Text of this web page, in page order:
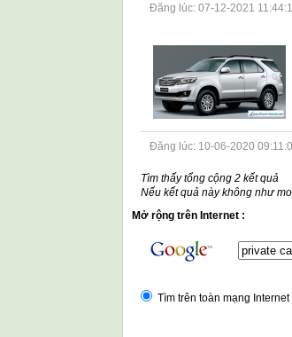
Đăng lúc: 07-12-2021
Đăng lúc: 10-06-2020
Tìm thấy tổng cộng 2 kết quả
Nếu kết quả này không như
Mở rộng trên Internet :
Tìm trên toàn mạng Internet